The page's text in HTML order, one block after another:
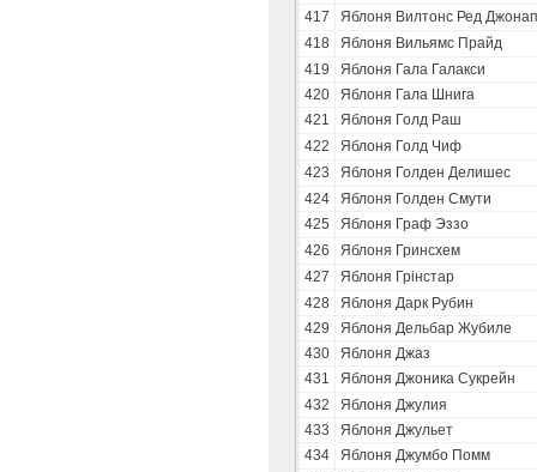
417
Яблоня Вилтонс Ред
418
Яблоня Вильямс Прайд
419
Яблоня Гала Галакси
420
Яблоня Гала Шнига
421
Яблоня Голд Раш
422
Яблоня Голд Чиф
423
Яблоня Голден Делишес
424
Яблоня Голден Смути
425
Яблоня Граф Эззо
426
Яблоня Гринсхем
427
Яблоня Грінстар
428
Яблоня Дарк Рубин
429
Яблоня Дельбар Жубиле
430
Яблоня Джаз
431
Яблоня Джоника Сукрейн
432
Яблоня Джулия
433
Яблоня Джульет
434
Яблоня Джумбо Помм